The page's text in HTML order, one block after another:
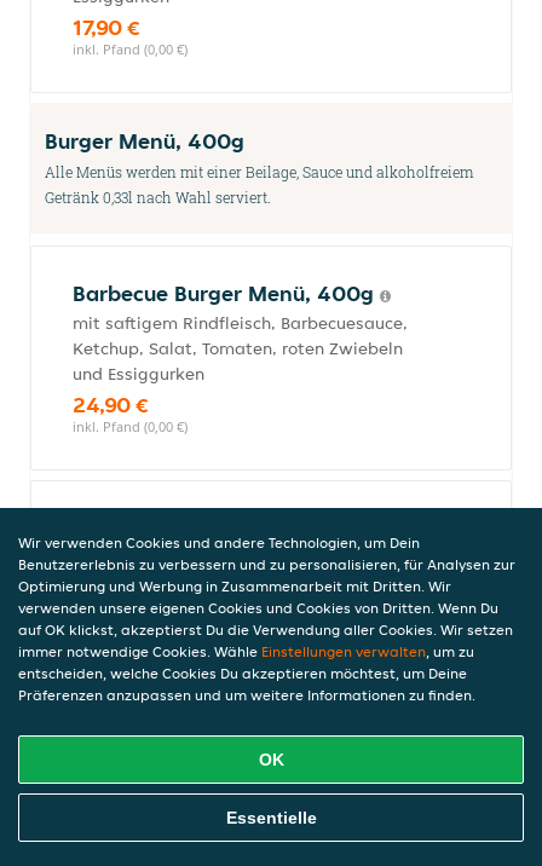
17,90 €
inkl. Pfand (0,00 €)
Burger Menü, 400g
Alle Menüs werden mit einer Beilage, Sauce und alkoholfreiem
Getränk 0,33l nach Wahl serviert.
Barbecue Burger Menü, 400g
mit saftigem Rindfleisch, Barbecuesauce,
Ketchup, Salat, Tomaten, roten Zwiebeln
und Essiggurken
24,90 €
inkl. Pfand (0,00 €)
mit saftigem Rindfleisch, Bacon vom Rind,
Cheddar, Barbecuesauce, Salat, Tomaten,
roten Zwiebeln, Essiggurken und
Jalapenos
24,90 €
inkl. Pfand (0,00 €)
Hot Spicy Burger Menü, 400g
mit saftigem Rindfleisch, Cheddar,
Online Essen Bestellen
Wir verwenden Cookies und andere Technologien, um Dein
Benutzererlebnis zu verbessern und zu personalisieren, für Analysen zur
Optimierung und Werbung in Zusammenarbeit mit Dritten. Wir
verwenden unsere eigenen Cookies und Cookies von Dritten. Wenn Du
auf OK klickst, akzeptierst Du die Verwendung aller Cookies. Wir setzen
immer notwendige Cookies. Wähle Einstellungen verwalten, um zu
entscheiden, welche Cookies Du akzeptieren möchtest, um Deine
Präferenzen anzupassen und um weitere Informationen zu finden.
OK
Essentielle